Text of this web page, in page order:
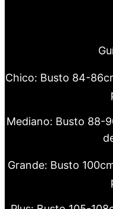
Chico: Busto 84-
Mediano: Busto 88-
Grande: Busto